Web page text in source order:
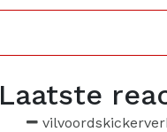
Laatste